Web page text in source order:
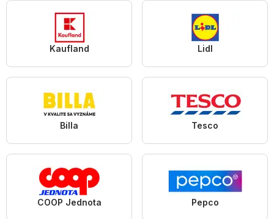
Kaufland Lidl
Billa Tesco
COOP Jednota Pepco